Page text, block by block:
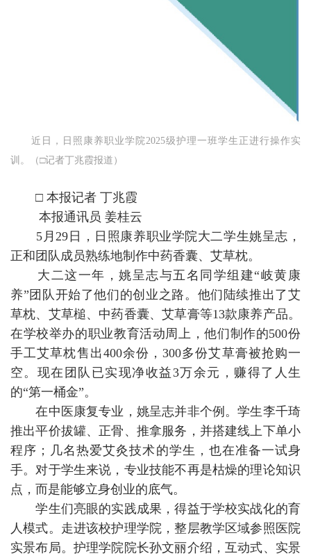
近日，日照康养职业学院2025级护理一班学生正进行操作实
训。（□记者丁兆霞报道）
□ 本报记者 丁兆霞
本报通讯员 姜桂云
5月29日，日照康养职业学院大二学生姚呈志，
正和团队成员熟练地制作中药香囊、艾草枕。
大二这一年，姚呈志与五名同学组建“岐黄康
养”团队开始了他们的创业之路。他们陆续推出了艾
草枕、艾草槌、中药香囊、艾草膏等13款康养产品。
在学校举办的职业教育活动周上，他们制作的500份
手工艾草枕售出400余份，300多份艾草膏被抢购一
空。现在团队已实现净收益3万余元，赚得了人生
的“第一桶金”。
在中医康复专业，姚呈志并非个例。学生李千琦
推出平价拔罐、正骨、推拿服务，并搭建线上下单小
程序；几名热爱艾灸技术的学生，也在准备一试身
手。对于学生来说，专业技能不再是枯燥的理论知识
点，而是能够立身创业的底气。
学生们亮眼的实践成果，得益于学校实战化的育
人模式。走进该校护理学院，整层教学区域参照医院
实景布局。护理学院院长孙文丽介绍，互动式、实景